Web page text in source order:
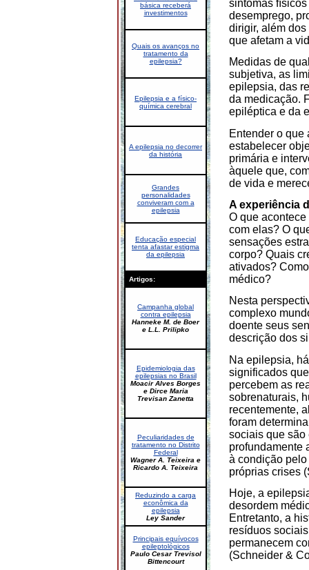
básica receberá
investimentos
Quais os avanços no
tratamento da
epilepsia?
Epilepsia e a físico-
química cerebral
A epilepsia no decorrer
da história
Grandes
personalidades
conviveram com a
epilepsia
Educação especial
tenta afastar estigma
da epilepsia
Artigos:
Campanha global
contra epilepsia
Hanneke M. de Boer
e L.L. Prilipko
Epidemiologia das
epilepsias no Brasil
Moacir Alves Borges
e Dirce Maria
Trevisan Zanetta
Peculiaridades de
tratamento no Distrito
Federal
Wagner A. Teixeira e
Ricardo A. Teixeira
Reduzindo a carga
econômica da
epilepsia
Ley Sander
Principais equívocos
epileptológicos
Paulo Cesar Trevisol
Bittencourt
sintomas
desemprego,
dirigir, além
que afetam a
Medidas de
subjetiva, as
epilepsia, das
da medicação.
epiléptica e da
Entender o que
estabelecer
primária e
àquele que,
de vida e
A experiência
O que
com elas? O
sensações
corpo? Quais
ativados?
médico?
Nesta
complexo
doente seus
descrição dos
Na epilepsia,
significados
percebem as
sobrenaturais,
recentemente,
foram
sociais que são
profundamente
à condição
próprias crises
Hoje, a
desordem
Entretanto, a
resíduos
permanecem
(Schneider &